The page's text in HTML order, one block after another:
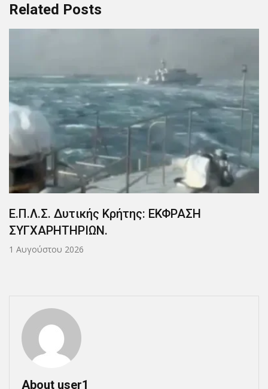
Related Posts
Συλλυπητήριο Μήνυμα.
31 Ιουλίου 2026
About user1